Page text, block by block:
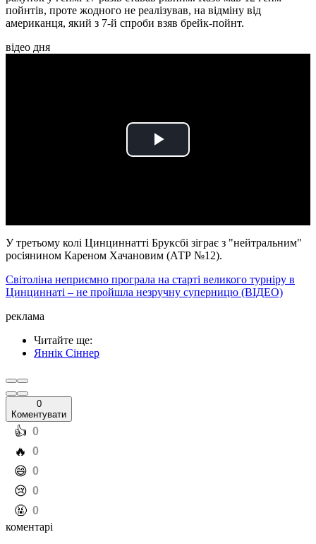
пойнтів, проте жодного не реалізував, на відміну від
американця, який з 7-й спроби взяв брейк-пойнт.
відео дня
Play
У третьому колі Цинциннатті Бруксбі зіграє з "нейтральним"
росіянином Кареном Хачановим (АТР №12).
Світоліна неприємно програла на старті великого турніру в
Цинциннаті – не пройшла незручну суперницю (ВІДЕО)
реклама
Читайте ще:
Яннік Сіннер
0
Коментувати
️👍 0
️🔥 0
️😄 0
️😢 0
️🤬 0
коментарі